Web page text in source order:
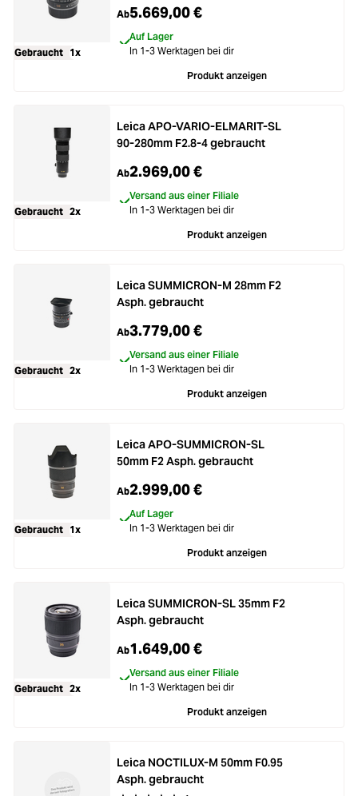
Gebraucht 1x
Ab5.669,00 €
Auf Lager
In 1-3 Werktagen bei dir
Produkt anzeigen
Gebraucht 2x
Leica APO-VARIO-ELMARIT-SL
90-280mm F2.8-4 gebraucht
Ab2.969,00 €
Versand aus einer Filiale
In 1-3 Werktagen bei dir
Produkt anzeigen
Gebraucht 2x
Leica SUMMICRON-M 28mm F2
Asph. gebraucht
Ab3.779,00 €
Versand aus einer Filiale
In 1-3 Werktagen bei dir
Produkt anzeigen
Gebraucht 1x
Leica APO-SUMMICRON-SL
50mm F2 Asph. gebraucht
Ab2.999,00 €
Auf Lager
In 1-3 Werktagen bei dir
Produkt anzeigen
Gebraucht 2x
Leica SUMMICRON-SL 35mm F2
Asph. gebraucht
Ab1.649,00 €
Versand aus einer Filiale
In 1-3 Werktagen bei dir
Produkt anzeigen
Leica NOCTILUX-M 50mm F0.95
Asph. gebraucht